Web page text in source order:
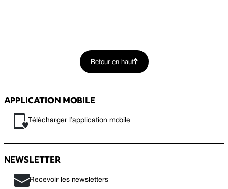
Retour en haut
APPLICATION MOBILE
Télécharger l’application mobile
NEWSLETTER
Recevoir les newsletters